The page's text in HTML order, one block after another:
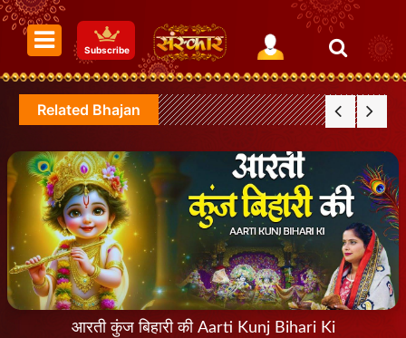
Subscribe
Related Bhajan
आरती कुंज बिहारी की Aarti Kunj Bihari Ki